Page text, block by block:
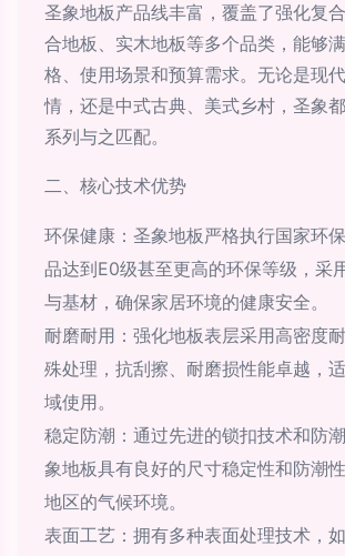
圣象地板产品线丰富，覆盖了强化复
合地板、实木地板等多个品类，能够
格、使用场景和预算需求。无论是现
情，还是中式古典、美式乡村，圣象
系列与之匹配。
二、核心技术优势
环保健康：圣象地板严格执行国家环
品达到E0级甚至更高的环保等级，采
与基材，确保家居环境的健康安全。
耐磨耐用：强化地板表层采用高密度
殊处理，抗刮擦、耐磨损性能卓越，
域使用。
稳定防潮：通过先进的锁扣技术和防
象地板具有良好的尺寸稳定性和防潮
地区的气候环境。
表面工艺：拥有多种表面处理技术，如